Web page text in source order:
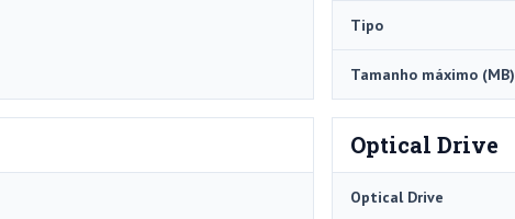
Tipo
Tamanho máximo (MB)
Optical Drive
Optical Drive